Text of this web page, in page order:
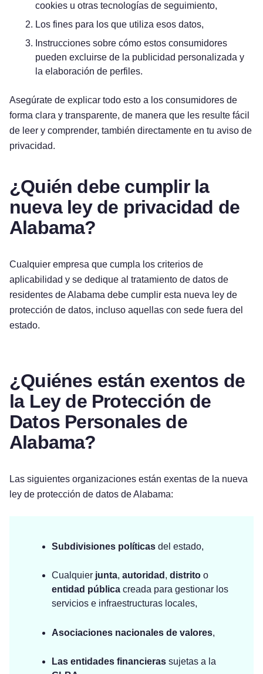
cookies u otras tecnologías de seguimiento,
Los fines para los que utiliza esos datos,
Instrucciones sobre cómo estos consumidores
pueden excluirse de la publicidad personalizada y
la elaboración de perfiles.
Asegúrate de explicar todo esto a los consumidores de
forma clara y transparente, de manera que les resulte fácil
de leer y comprender, también directamente en tu aviso de
privacidad.
¿Quién debe cumplir la
nueva ley de privacidad de
Alabama?
Cualquier empresa que cumpla los criterios de
aplicabilidad y se dedique al tratamiento de datos de
residentes de Alabama debe cumplir esta nueva ley de
protección de datos, incluso aquellas con sede fuera del
estado.
¿Quiénes están exentos de
la Ley de Protección de
Datos Personales de
Alabama?
Las siguientes organizaciones están exentas de la nueva
ley de protección de datos de Alabama:
Subdivisiones políticas del estado,
Cualquier junta, autoridad , distrito o
entidad pública creada para gestionar los
servicios e infraestructuras locales,
Asociaciones nacionales de valores,
Las entidades financieras sujetas a la